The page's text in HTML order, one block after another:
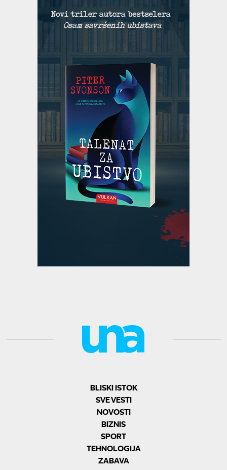
BLISKI ISTOK
SVE VESTI
NOVOSTI
BIZNIS
SPORT
TEHNOLOGIJA
ZABAVA